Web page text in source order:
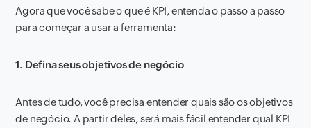
Agora que você sabe o que é KPI, entenda o passo a passo
para começar a usar a ferramenta:
1. Defina seus objetivos de negócio
Antes de tudo, você precisa entender quais são os objetivos
de negócio. A partir deles, será mais fácil entender qual KPI